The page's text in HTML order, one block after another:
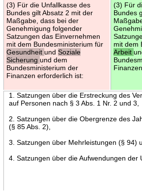
(3) Für die Unfallkasse des
Bundes gilt Absatz 2 mit der
Maßgabe, dass bei der
Genehmigung folgender
Satzungen das Einvernehmen
mit dem Bundesministerium für
Gesundheit und Soziale
Sicherung und dem
Bundesministerium der
Finanzen erforderlich ist:
(3) Für
Bundes
mit dem
Arbeit
1. Satzungen über die Erstreckung des
auf Personen nach § 3 Abs. 1 Nr. 2 und 3,
2. Satzungen über die Obergrenze des
(§ 85 Abs. 2),
3. Satzungen über Mehrleistungen (§ 94)
4. Satzungen über die Aufwendungen der